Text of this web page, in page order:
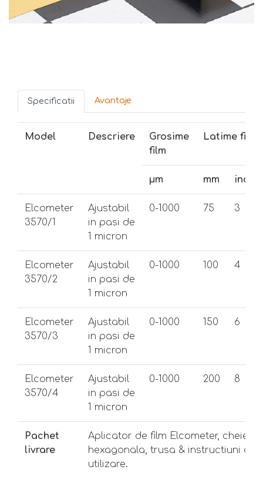
Specificatii Avantaje
Model Descriere
Grosime
film
Latime film
μm mm
Elcometer
3570/1
Ajustabil
in pasi de
1 micron
0-1000 75 3
Elcometer
3570/2
Ajustabil
in pasi de
1 micron
0-1000 100 4
Elcometer
3570/3
Ajustabil
in pasi de
1 micron
0-1000 150 6
Elcometer
3570/4
Ajustabil
in pasi de
1 micron
0-1000 200 8
Pachet
livrare
Aplicator de film Elcometer, cheie
hexagonala, trusa & instructiuni de
utilizare.